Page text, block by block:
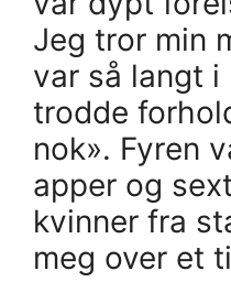
Jeg tror min
var så langt i
trodde
nok». Fyren
apper og
kvinner fra
meg over et